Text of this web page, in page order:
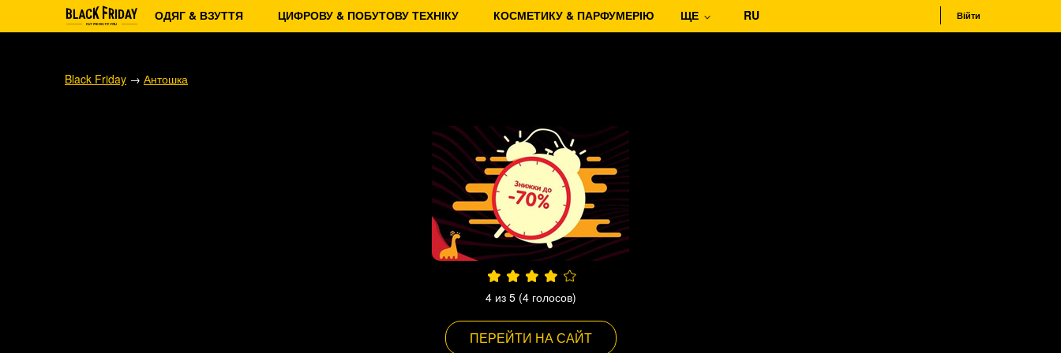
Війти
ОДЯГ & ВЗУТТЯ ЦИФРОВУ & ПОБУТОВУ ТЕХНІКУ КОСМЕТИКУ & ПАРФУМЕРІЮ ЩЕ RU
Black Friday → Антошка
4из 5 (4голосов)
ПЕРЕЙТИ НА САЙТ